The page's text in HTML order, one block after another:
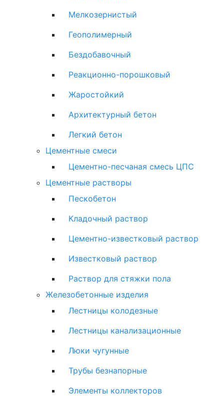
Мелкозернистый
Геополимерный
Бездобавочный
Реакционно-порошковый
Жаростойкий
Архитектурный бетон
Легкий бетон
Цементные смеси
Цементно-песчаная смесь ЦПС
Цементные растворы
Пескобетон
Кладочный раствор
Цементно-известковый раствор
Известковый раствор
Раствор для стяжки пола
Железобетонные изделия
Лестницы колодезные
Лестницы канализационные
Люки чугунные
Трубы безнапорные
Элементы коллекторов